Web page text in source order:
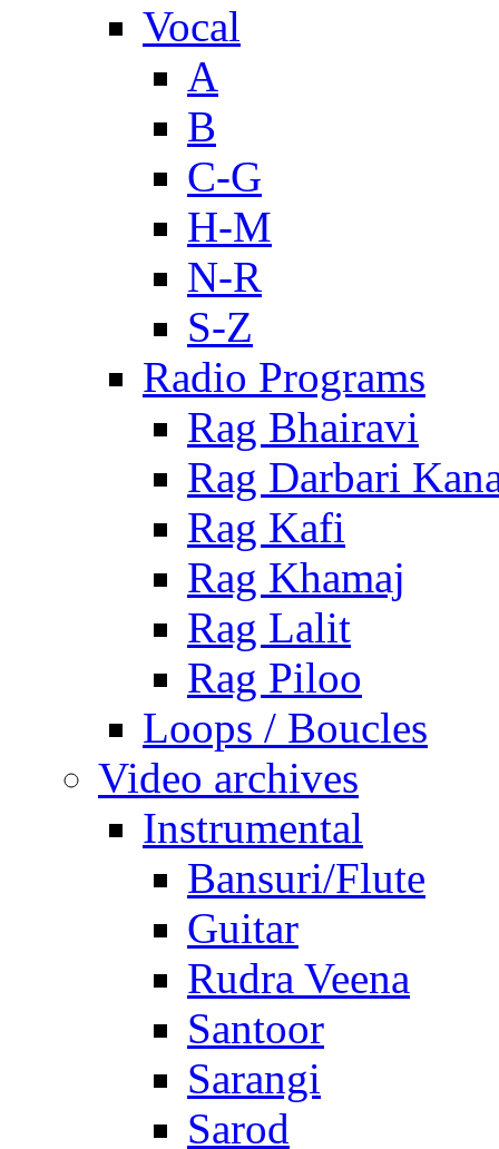
Vocal
A
B
C-G
H-M
N-R
S-Z
Radio Programs
Rag Bhairavi
Rag Darbari
Rag Kafi
Rag Khamaj
Rag Lalit
Rag Piloo
Loops / Boucles
Video archives
Instrumental
Bansuri/Flute
Guitar
Rudra Veena
Santoor
Sarangi
Sarod